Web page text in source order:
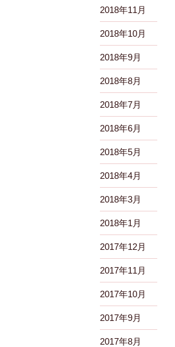
2018年11月
2018年10月
2018年9月
2018年8月
2018年7月
2018年6月
2018年5月
2018年4月
2018年3月
2018年1月
2017年12月
2017年11月
2017年10月
2017年9月
2017年8月